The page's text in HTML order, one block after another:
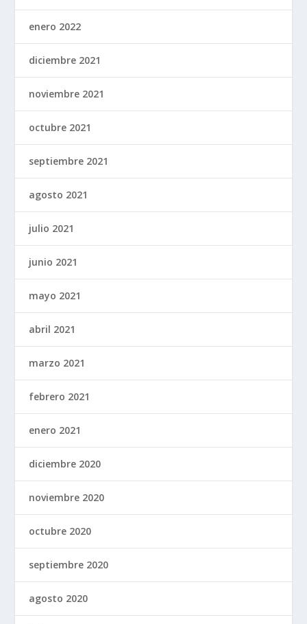
enero 2022
diciembre 2021
noviembre 2021
octubre 2021
septiembre 2021
agosto 2021
julio 2021
junio 2021
mayo 2021
abril 2021
marzo 2021
febrero 2021
enero 2021
diciembre 2020
noviembre 2020
octubre 2020
septiembre 2020
agosto 2020